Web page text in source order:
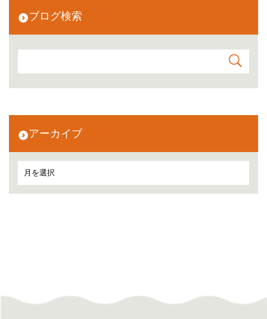
ブログ検索
アーカイブ